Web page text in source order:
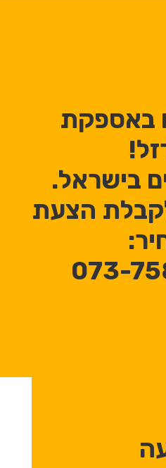
באספקת
בישראל.
לקבלת הצעת
073-